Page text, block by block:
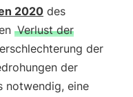
2020 des
Verlust der
der
der
notwendig, eine